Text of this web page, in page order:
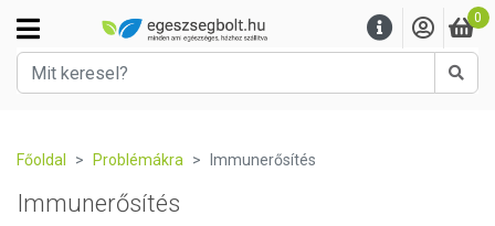
0
Főoldal Problémákra Immunerősítés
Immunerősítés